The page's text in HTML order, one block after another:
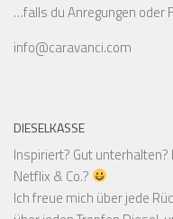
…falls du Anregungen oder
info@caravanci.com
DIESELKASSE
Inspiriert? Gut
Netflix & Co.?
Ich freue mich über jede